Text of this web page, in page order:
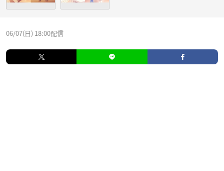
06/07(日) 18:00配信